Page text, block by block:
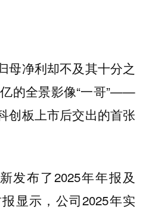
母净利却不及其十分之
亿的全景影像“一哥”——
创板上市后交出的首张
发布了2025年年报及
显示，公司2025年实